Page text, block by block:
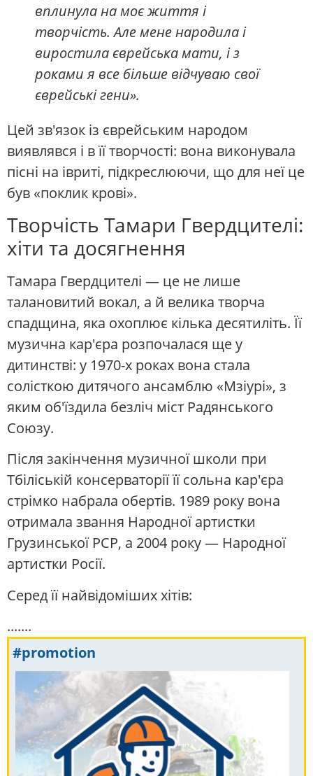
вплинула на моє життя і
творчість. Але мене народила і
виростила єврейська мати, і з
роками я все більше відчуваю свої
єврейські гени».
Цей зв'язок із єврейським народом
виявлявся і в її творчості: вона виконувала
пісні на івриті, підкреслюючи, що для неї це
був «поклик крові».
Творчість Тамари Гвердцителі:
хіти та досягнення
Тамара Гвердцителі — це не лише
талановитий вокал, а й велика творча
спадщина, яка охоплює кілька десятиліть. Її
музична кар'єра розпочалася ще у
дитинстві: у 1970-х роках вона стала
солісткою дитячого ансамблю «Мзіурі», з
яким об'їздила безліч міст Радянського
Союзу.
Після закінчення музичної школи при
Тбіліській консерваторії її сольна кар'єра
стрімко набрала обертів. 1989 року вона
отримала звання Народної артистки
Грузинської РСР, а 2004 року — Народної
артистки Росії.
Серед її найвідоміших хітів:
.......
#promotion